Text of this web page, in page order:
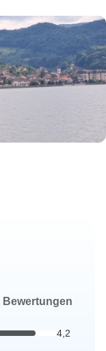
Bewertungen
4,2